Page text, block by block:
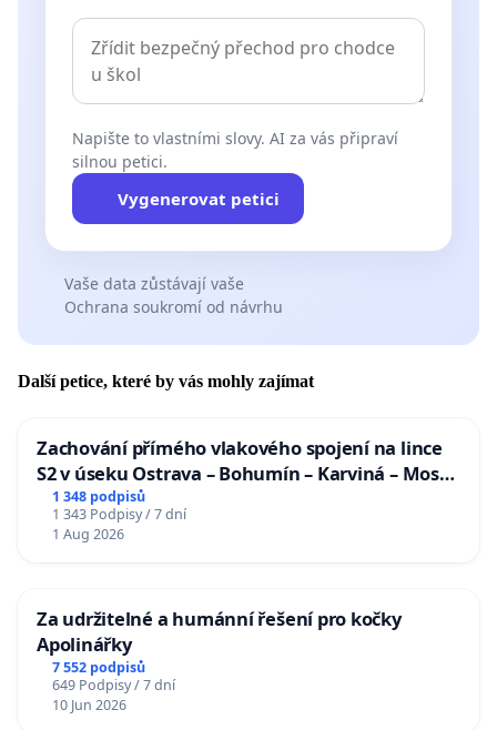
Napište to vlastními slovy. AI za vás připraví
silnou petici.
Vygenerovat petici
Vaše data zůstávají vaše
Ochrana soukromí od návrhu
Další petice, které by vás mohly zajímat
Zachování přímého vlakového spojení na lince
S2 v úseku Ostrava – Bohumín – Karviná – Mosty
u Jablunkova
1 348 podpisů
1 343 Podpisy / 7 dní
1 Aug 2026
Za udržitelné a humánní řešení pro kočky
Apolinářky
7 552 podpisů
649 Podpisy / 7 dní
10 Jun 2026